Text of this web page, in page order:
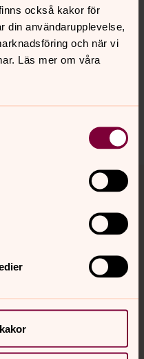
också kakor för
din användarupplevelse,
och när vi
Läs mer om våra
på sidans